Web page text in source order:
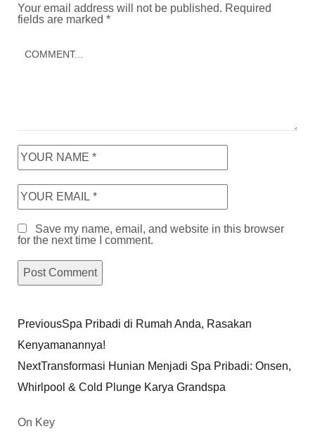
Your email address will not be published. Required
fields are marked *
Save my name, email, and website in this browser
for the next time I comment.
PreviousSpa Pribadi di Rumah Anda, Rasakan
Kenyamanannya!
NextTransformasi Hunian Menjadi Spa Pribadi: Onsen,
Whirlpool & Cold Plunge Karya Grandspa
On Key